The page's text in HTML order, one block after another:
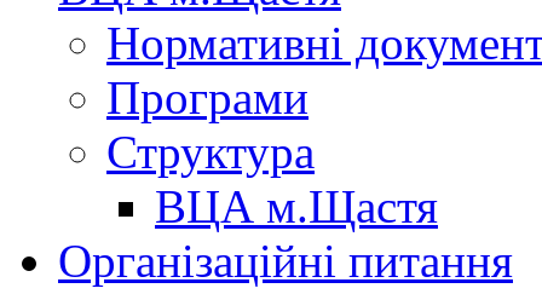
Нормативні
Програми
Структура
ВЦА м.Щастя
Організаційні питання